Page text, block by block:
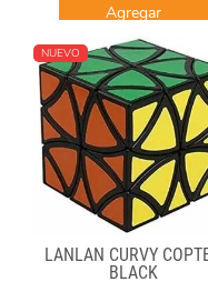
Agregar
NUEVO
LANLAN CURVY
BLACK